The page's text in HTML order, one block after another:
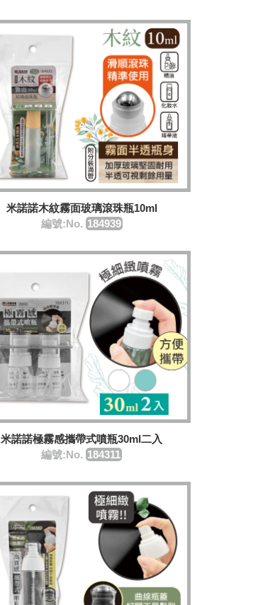
米諾諾木紋霧面玻璃滾珠瓶10ml
編號:No. 184939
米諾諾極霧感攜帶式噴瓶30ml二入
編號:No. 184311